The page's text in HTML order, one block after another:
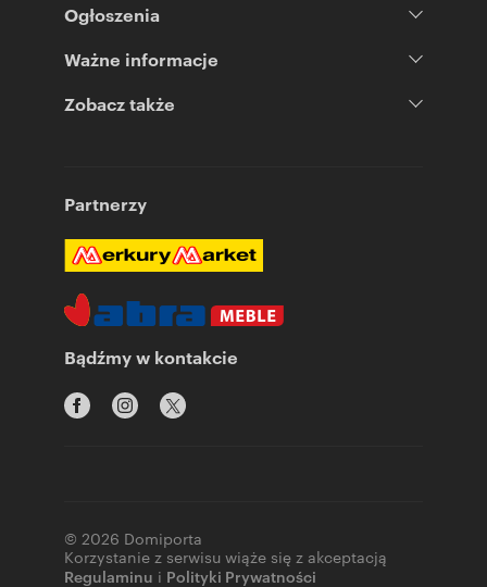
Ogłoszenia
Ważne informacje
Zobacz także
Partnerzy
Bądźmy w kontakcie
© 2026 Domiporta
Korzystanie z serwisu wiąże się z akceptacją
Regulaminu i Polityki Prywatności